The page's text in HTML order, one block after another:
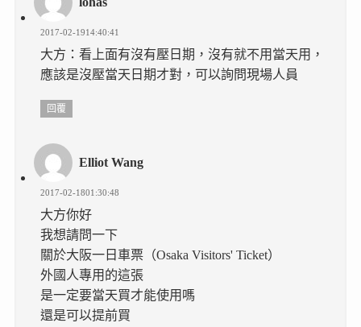
2017-02-1914:40:41
大方：看上面有沒有壓日期，沒有就不用當天用，
應該是沒壓當天日期才對，可以詢問現場人員
回覆
Elliot Wang
2017-02-1801:30:48
大方你好
我想請問一下
關於大阪一日車票（Osaka Visitors' Ticket）
外國人專用的這張
是一定要當天買才能使用嗎
還是可以提前買